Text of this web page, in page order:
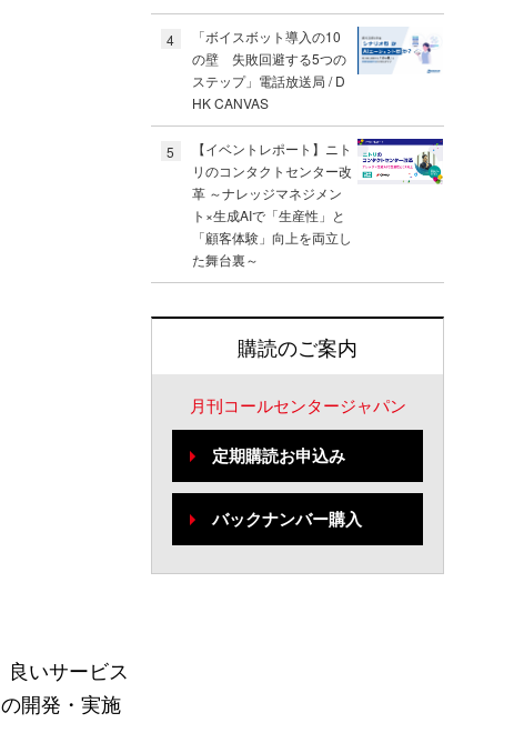
良いサービス
開発・実施
4
「ボイスボット導入の10
の壁 失敗回避する5つの
ステップ」電話放送局 / D
HK CANVAS
5
【イベントレポート】ニト
リのコンタクトセンター改
革 ～ナレッジマネジメン
ト×生成AIで「生産性」と
「顧客体験」向上を両立し
た舞台裏～
購読のご案内
月刊コールセンタージャパン
定期購読お申込み
バックナンバー購入